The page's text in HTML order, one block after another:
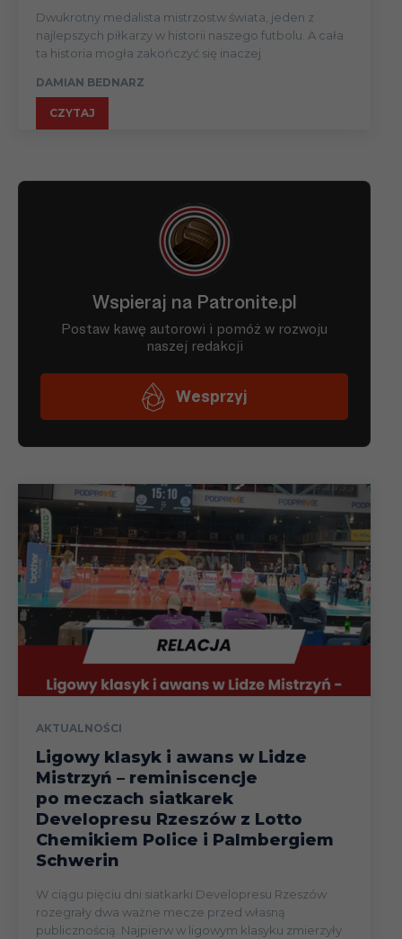
Dwukrotny medalista mistrzostw świata, jeden z
najlepszych piłkarzy w historii naszego futbolu. A cała
ta historia mogła zakończyć się inaczej
DAMIAN BEDNARZ
CZYTAJ
AKTUALNOŚCI
Ligowy klasyk i awans w Lidze
Mistrzyń – reminiscencje
po meczach siatkarek
Developresu Rzeszów z Lotto
Chemikiem Police i Palmbergiem
Schwerin
W ciągu pięciu dni siatkarki Developresu Rzeszów
rozegrały dwa ważne mecze przed własną
publicznością. Najpierw w ligowym klasyku zmierzyły